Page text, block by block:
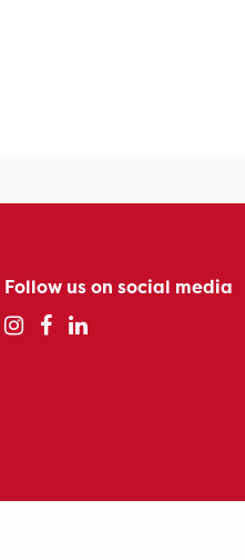
Follow us on social media